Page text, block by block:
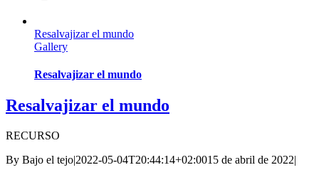
Resalvajizar el mundo
Gallery
Resalvajizar el mundo
Resalvajizar el mundo
RECURSO
By Bajo el tejo|2022-05-04T20:44:14+02:0015 de abril de 2022|